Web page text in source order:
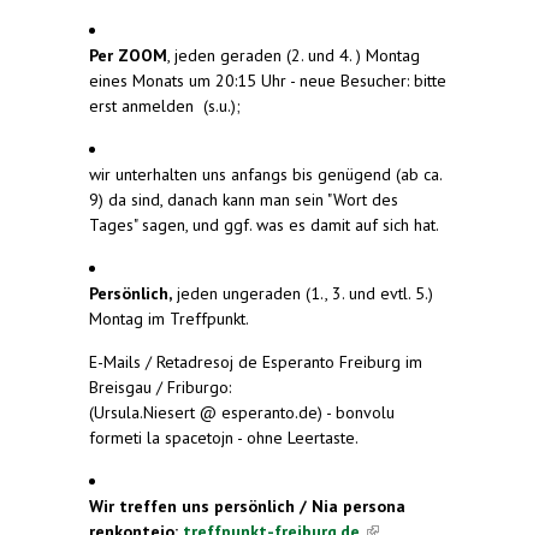
Per ZOOM, jeden geraden (2. und 4. ) Montag
eines Monats um 20:15 Uhr - neue Besucher: bitte
erst anmelden (s.u.);
wir unterhalten uns anfangs bis genügend (ab ca.
9) da sind, danach kann man sein "Wort des
Tages" sagen, und ggf. was es damit auf sich hat.
Persönlich, jeden ungeraden (1., 3. und evtl. 5.)
Montag im Treffpunkt.
E-Mails / Retadresoj de Esperanto Freiburg im
Breisgau / Friburgo:
(Ursula.Niesert @ esperanto.de) - bonvolu
formeti la spacetojn - ohne Leertaste.
Wir treffen uns persönlich / Nia persona